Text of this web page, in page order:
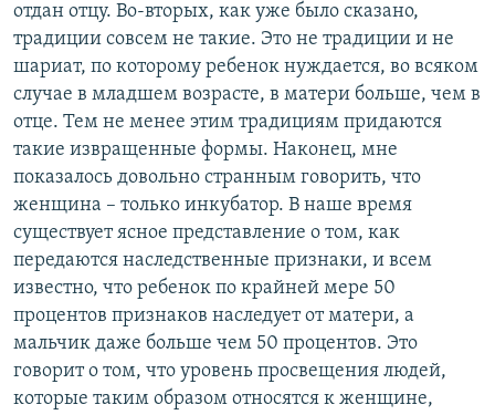
отдан отцу. Во-вторых, как уже было сказано,
традиции совсем не такие. Это не традиции и не
шариат, по которому ребенок нуждается, во всяком
случае в младшем возрасте, в матери больше, чем в
отце. Тем не менее этим традициям придаются
такие извращенные формы. Наконец, мне
показалось довольно странным говорить, что
женщина – только инкубатор. В наше время
существует ясное представление о том, как
передаются наследственные признаки, и всем
известно, что ребенок по крайней мере 50
процентов признаков наследует от матери, а
мальчик даже больше чем 50 процентов. Это
говорит о том, что уровень просвещения людей,
которые таким образом относятся к женщине,